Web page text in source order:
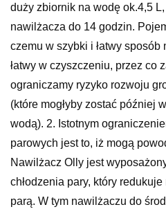
duży zbiornik na wodę ok.4,5
nawilżacza do 14 godzin.
czemu w szybki i łatwy sposób
łatwy w czyszczeniu, przez co
ograniczamy ryzyko rozwoju
(które mogłyby zostać później
wodą). 2. Istotnym
parowych jest to, iż mogą
Nawilżacz Olly jest
chłodzenia pary, który
parą. W tym nawilżaczu do